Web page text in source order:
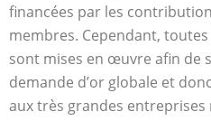
financées par les
membres. Cependant,
sont mises en œuvre afin de
demande d’or globale et
aux très grandes entreprises